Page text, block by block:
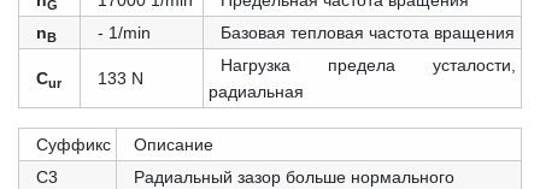
G
nB - 1/min Базовая тепловая частота вращения
Cur 133 N
Нагрузка предела усталости,
радиальная
Суффикс
Описание
C3
Радиальный зазор больше нормального